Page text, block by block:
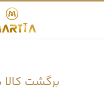
برگشت کالا در7